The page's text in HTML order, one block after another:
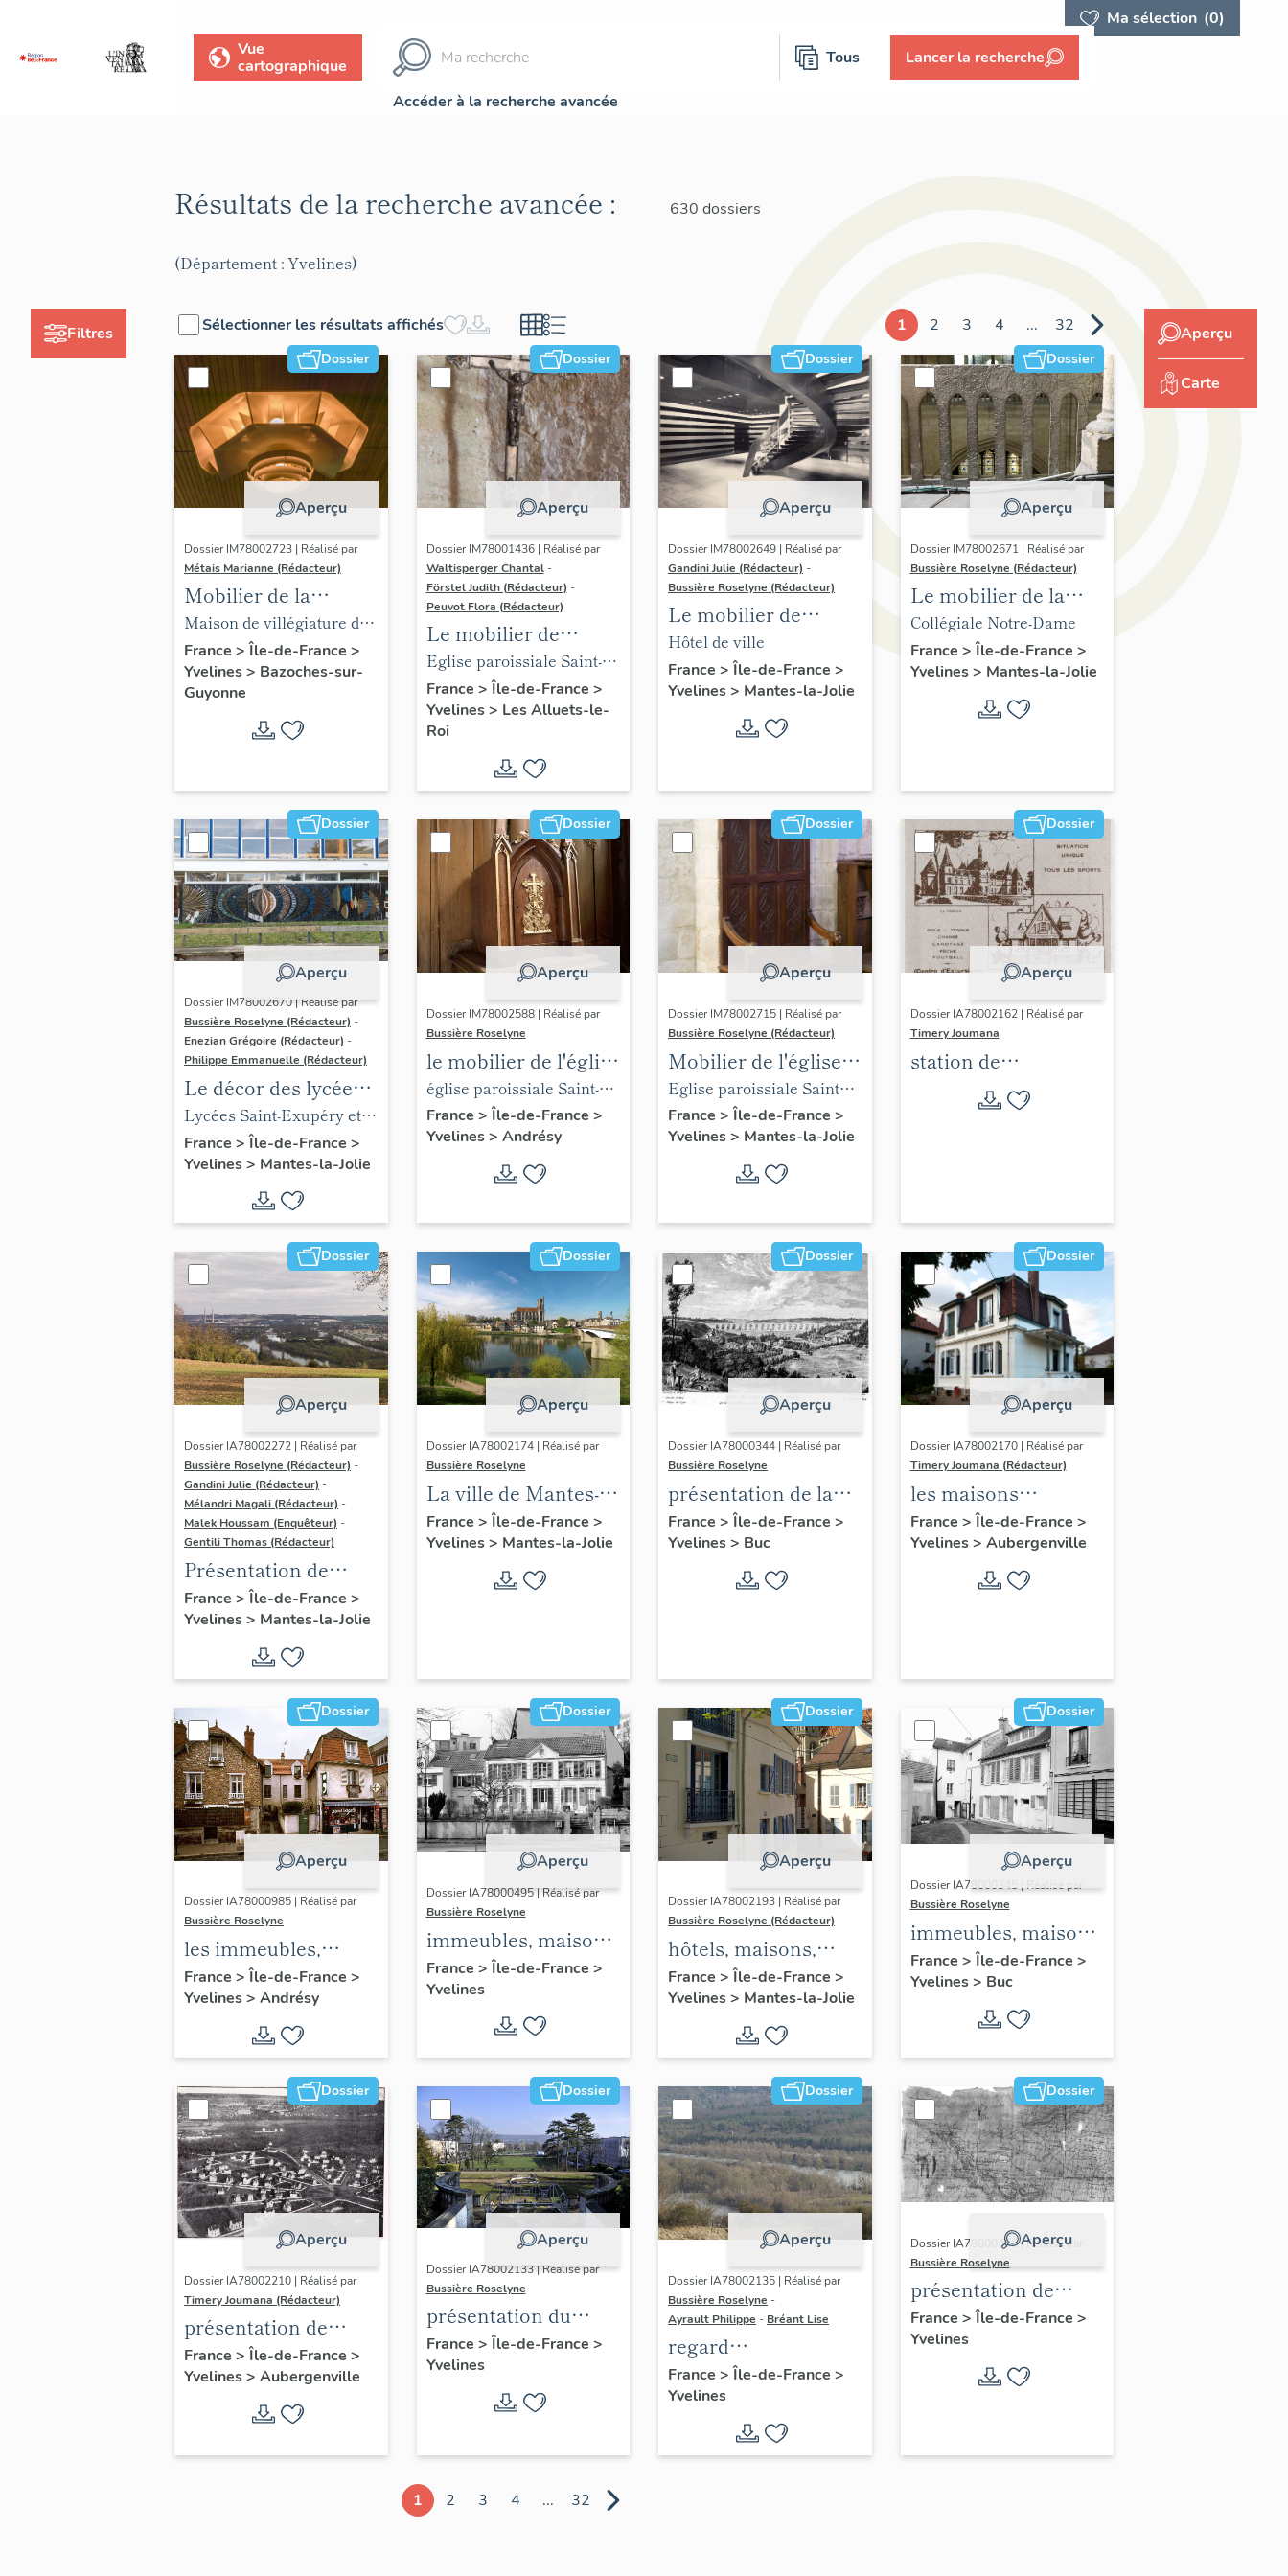
Ma sélection (0)
Vue
cartographique
Tous Lancer la recherche
Accéder à la recherche avancée
Filtres
Résultats de la recherche avancée : 630 dossiers
(Département : Yvelines)
Sélectionner les résultats affichés 1 2 3 4 ... 32
Dossier
Aperçu
Dossier IM78002723 | Réalisé par
Métais Marianne (Rédacteur)
Mobilier de la
maison Louis Carré
Maison de villégiature dite
maison Louis Carré
France > Île-de-France >
Yvelines> Bazoches-sur-
Guyonne
Dossier
Aperçu
Dossier IM78001436 | Réalisé par
Waltisperger Chantal -
Förstel Judith (Rédacteur) -
Peuvot Flora (Rédacteur)
Le mobilier de
l'église paroissiale
Saint-Nicolas
Eglise paroissiale Saint-
Nicolas
France > Île-de-France >
Yvelines> Les Alluets-le-
Roi
Dossier
Aperçu
Dossier IM78002649 | Réalisé par
Gandini Julie (Rédacteur) -
Bussière Roselyne (Rédacteur)
Le mobilier de
l'hôtel de ville
Hôtel de ville
France > Île-de-France >
Yvelines> Mantes-la-Jolie
Dossier
Aperçu
Dossier IM78002671 | Réalisé par
Bussière Roselyne (Rédacteur)
Le mobilier de la
collégiale
Collégiale Notre-Dame
France > Île-de-France >
Yvelines> Mantes-la-Jolie
Dossier
Aperçu
Dossier IM78002670 | Réalisé par
Bussière Roselyne (Rédacteur) -
Enezian Grégoire (Rédacteur) -
Philippe Emmanuelle (Rédacteur)
Le décor des lycées
de Mantes
Lycées Saint-Exupéry et
Jean Rostand
France > Île-de-France >
Yvelines> Mantes-la-Jolie
Dossier
Aperçu
Dossier IM78002588 | Réalisé par
Bussière Roselyne
le mobilier de l'église
Saint-Germain-de-
Paris (liste
supplémentaire)
église paroissiale Saint-
Germain
France > Île-de-France >
Yvelines> Andrésy
Dossier
Aperçu
Dossier IM78002715 | Réalisé par
Bussière Roselyne (Rédacteur)
Mobilier de l'église
Sainte-Anne de
Gassicourt
Eglise paroissiale Sainte-
Anne
France > Île-de-France >
Yvelines> Mantes-la-Jolie
Dossier
Aperçu
Dossier IA78002162 | Réalisé par
Timery Joumana
station de
villégiature
d'Elisabethville
Dossier
Aperçu
Dossier IA78002272 | Réalisé par
Bussière Roselyne (Rédacteur) -
Gandini Julie (Rédacteur) -
Mélandri Magali (Rédacteur) -
Malek Houssam (Enquêteur) -
Gentili Thomas (Rédacteur)
Présentation de
l'étude
France > Île-de-France >
Yvelines> Mantes-la-Jolie
Dossier
Aperçu
Dossier IA78002174 | Réalisé par
Bussière Roselyne
La ville de Mantes-la-
Jolie
France > Île-de-France >
Yvelines> Mantes-la-Jolie
Dossier
Aperçu
Dossier IA78000344 | Réalisé par
Bussière Roselyne
présentation de la
commune de Buc
France > Île-de-France >
Yvelines> Buc
Dossier
Aperçu
Dossier IA78002170 | Réalisé par
Timery Joumana (Rédacteur)
les maisons
d'Elisabethville
France > Île-de-France >
Yvelines> Aubergenville
Dossier
Aperçu
Dossier IA78000985 | Réalisé par
Bussière Roselyne
les immeubles,
maisons et fermes
du canton d'Andrésy
France > Île-de-France >
Yvelines> Andrésy
Dossier
Aperçu
Dossier IA78000495 | Réalisé par
Bussière Roselyne
immeubles, maisons,
fermes
France > Île-de-France >
Yvelines
Dossier
Aperçu
Dossier IA78002193 | Réalisé par
Bussière Roselyne (Rédacteur)
hôtels, maisons,
immeubles
France > Île-de-France >
Yvelines> Mantes-la-Jolie
Dossier
Aperçu
Dossier IA78000345 | Réalisé par
Bussière Roselyne
immeubles, maisons,
fermes
France > Île-de-France >
Yvelines> Buc
Dossier
Aperçu
Dossier IA78002210 | Réalisé par
Timery Joumana (Rédacteur)
présentation de
l'étude
d'Elisabethville
France > Île-de-France >
Yvelines> Aubergenville
Dossier
Aperçu
Dossier IA78002133 | Réalisé par
Bussière Roselyne
présentation du
diagnostic
patrimonial, urbain
et paysager de Seine-
France > Île-de-France >
Yvelines
Dossier
Aperçu
Dossier IA78002135 | Réalisé par
Bussière Roselyne -
Ayrault Philippe - Bréant Lise
regard
photographique sur
le territoire de Seine-
France > Île-de-France >
Yvelines
Dossier
Aperçu
Dossier IA78000496 | Réalisé par
Bussière Roselyne
présentation de
l'étude du
patrimoine de l'aire
d'étude Versailles
périphérie sud
France > Île-de-France >
Yvelines
1 2 3 4 ... 32
Aperçu
Carte